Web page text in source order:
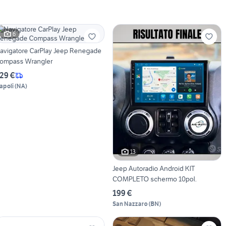
6
CarPlay Jeep Renegade
Wrangler
€
(NA)
13
Jeep Autoradio Android KIT
COMPLETO schermo 10pol.
199 €
San Nazzaro(BN)